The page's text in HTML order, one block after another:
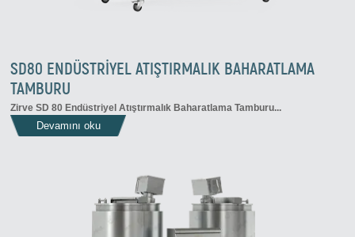
SD80 ENDÜSTRIYEL ATIŞTIRMALIK BAHARATLAMA
TAMBURU
Zirve SD 80 Endüstriyel Atıştırmalık Baharatlama Tamburu...
Devamını oku